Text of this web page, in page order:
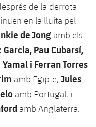
de la derrota
en la lluita pel
de Jong amb els
Pau Cubarsí,
i Ferran Torres
amb Egipte; Jules
amb Portugal, i
amb Anglaterra.